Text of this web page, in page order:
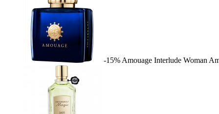
-15% Amouage Interlude Woman